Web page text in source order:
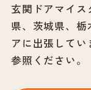
玄関ドアマイ
県、茨城県、栃
アに出張してい
参照ください。